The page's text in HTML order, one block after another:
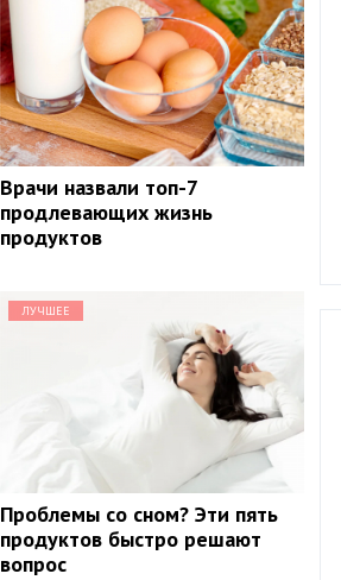
Врачи назвали топ-7
продлевающих жизнь
продуктов
ЛУЧШЕЕ
Проблемы со сном? Эти пять
продуктов быстро решают
вопрос